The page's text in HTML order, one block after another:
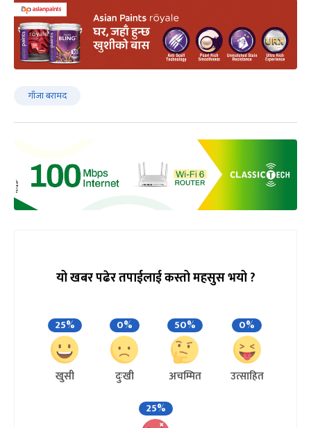
गाँजा बरामद
यो खबर पढेर तपाईलाई कस्तो महसुस भयो ?
25%
खुसी
0%
दुःखी
50%
अचम्मित
0%
उत्साहित
25%